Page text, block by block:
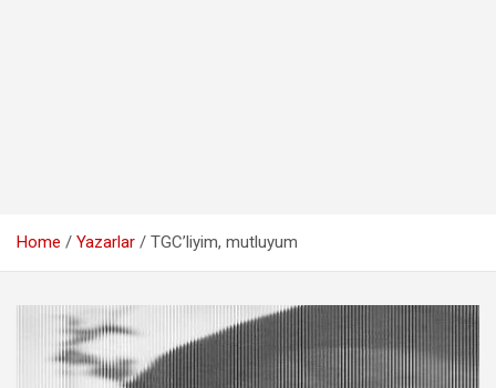
Home Yazarlar TGC’liyim, mutluyum